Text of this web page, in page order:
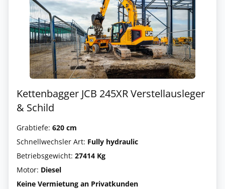
Kettenbagger JCB 245XR Verstellausleger
& Schild
Grabtiefe: 620 cm
Schnellwechsler Art: Fully hydraulic
Betriebsgewicht: 27414 Kg
Motor: Diesel
Keine Vermietung an Privatkunden